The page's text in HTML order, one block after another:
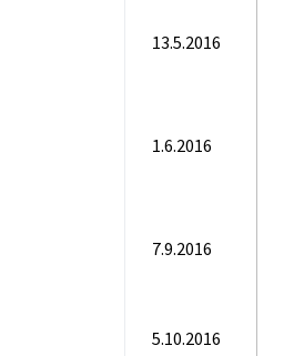
13.5.2016
1.6.2016
7.9.2016
5.10.2016